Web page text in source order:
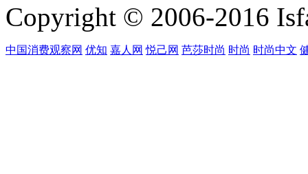
Copyright © 2006-2016
中国消费观察网 优知 嘉人网 悦己网 芭莎时尚 时尚 时尚中文